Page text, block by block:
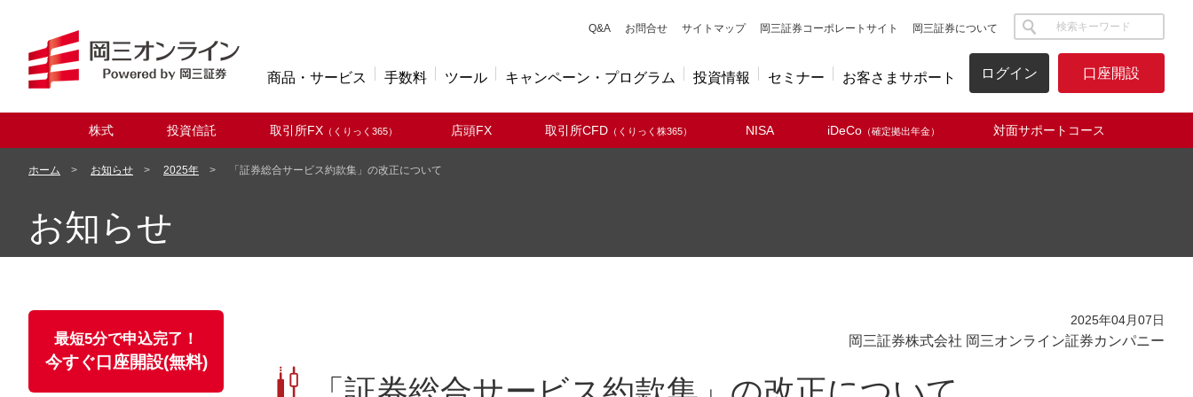
Q&Aキューアンドエー
お問合せ サイトマップ 岡三証券コーポレートサイト 岡三証券について サイト内検索
商品・サービス 手数料 ツール キャンペーン・プログラム 投資情報 セミナー お客さまサポート ログイン 口座開設
株式 投資信託 取引所FX（くりっく365） 店頭FX 取引所CFD（くりっく株365） NISA iDeCo（確定拠出年金） 対面サポートコース
ホーム お知らせ 2025年 「証券総合サービス約款集」の改正について
お知らせ
2025年04月07日
岡三証券株式会社 岡三オンライン証券カンパニー
最短5分で申込完了！
今すぐ口座開設(無料)